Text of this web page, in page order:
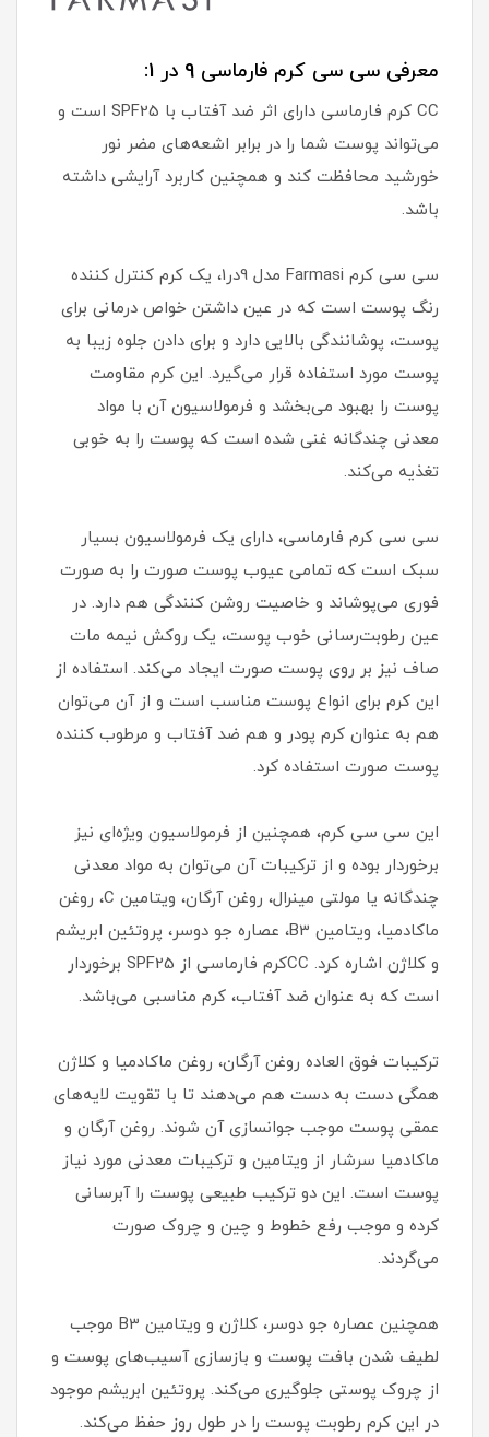
معرفی سی سی کرم فارماسی 9 در 1:
CC کرم فارماسی دارای اثر ضد آفتاب با SPF25 است و
می‌تواند پوست شما را در برابر اشعه‌های مضر نور
خورشید محافظت کند و همچنین کاربرد آرایشی داشته
باشد.
سی سی کرم Farmasi مدل 9در1، یک کرم کنترل کننده
رنگ پوست است که در عین داشتن خواص درمانی برای
پوست، پوشانندگی بالایی دارد و برای دادن جلوه زیبا به
پوست مورد استفاده قرار می‌گیرد. این کرم مقاومت
پوست را بهبود می‌بخشد و فرمولاسیون آن با مواد
معدنی چندگانه غنی شده است که پوست را به خوبی
تغذیه می‌کند.
سی سی کرم فارماسی، دارای یک فرمولاسیون بسیار
سبک است که تمامی عیوب پوست صورت را به صورت
فوری می‌پوشاند و خاصیت روشن کنندگی هم دارد. در
عین رطوبت‌رسانی خوب پوست، یک روکش نیمه مات
صاف نیز بر روی پوست صورت ایجاد می‌کند. استفاده از
این کرم برای انواع پوست مناسب است و از آن می‌توان
هم به عنوان کرم پودر و هم ضد آفتاب و مرطوب کننده
پوست صورت استفاده کرد.
این سی سی کرم، همچنین از فرمولاسیون ویژه‌ای نیز
برخوردار بوده و از ترکیبات آن می‌توان به مواد معدنی
چندگانه یا مولتی مینرال، روغن آرگان، ویتامین C، روغن
ماکادمیا، ویتامین B3، عصاره جو دوسر، پروتئین ابریشم
و کلاژن اشاره کرد. CCکرم فارماسی از SPF25 برخوردار
است که به عنوان ضد آفتاب، کرم مناسبی می‌باشد.
ترکیبات فوق العاده روغن آرگان، روغن ماکادمیا و کلاژن
همگی دست به دست هم می‌دهند تا با تقویت لایه‌های
عمقی پوست موجب جوانسازی آن شوند. روغن آرگان و
ماکادمیا سرشار از ویتامین و ترکیبات معدنی مورد نیاز
پوست است. این دو ترکیب طبیعی پوست را آبرسانی
کرده و موجب رفع خطوط و چین و چروک صورت
می‌گردند.
همچنین عصاره جو دوسر، کلاژن و ویتامین B3 موجب
لطیف شدن بافت پوست و بازسازی آسیب‌های پوست و
از چروک پوستی جلوگیری می‌کند. پروتئین ابریشم موجود
در این کرم رطوبت پوست را در طول روز حفظ می‌کند.